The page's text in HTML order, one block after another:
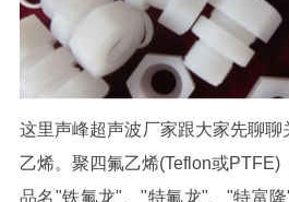
这里声峰超声波厂家跟大家先聊
乙烯。聚四氟乙烯(Teflon或
品名"铁氟龙"、"特氟龙"、"特富